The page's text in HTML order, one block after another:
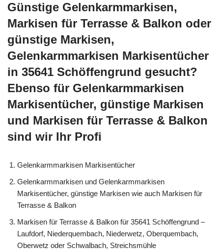
Günstige Gelenkarmmarkisen,
Markisen für Terrasse & Balkon oder
günstige Markisen,
Gelenkarmmarkisen Markisentücher
in 35641 Schöffengrund gesucht?
Ebenso für Gelenkarmmarkisen
Markisentücher, günstige Markisen
und Markisen für Terrasse & Balkon
sind wir Ihr Profi
Gelenkarmmarkisen Markisentücher
Gelenkarmmarkisen und Gelenkarmmarkisen
Markisentücher, günstige Markisen wie auch Markisen für
Terrasse & Balkon
Markisen für Terrasse & Balkon für 35641 Schöffengrund –
Laufdorf, Niederquembach, Niederwetz, Oberquembach,
Oberwetz oder Schwalbach, Streichsmühle